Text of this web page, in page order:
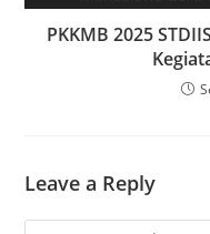
PKKMB 2025
Leave a Reply